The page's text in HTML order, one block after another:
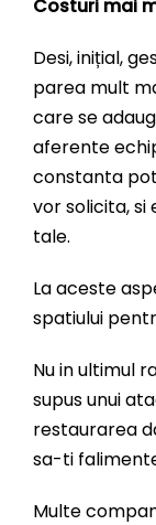
Costuri mai
Desi, inițial,
parea mult
care se
aferente
constanta
vor solicita, si
tale.
La aceste
spatiului
Nu in ultimul
supus unui
restaurarea
sa-ti
Multe